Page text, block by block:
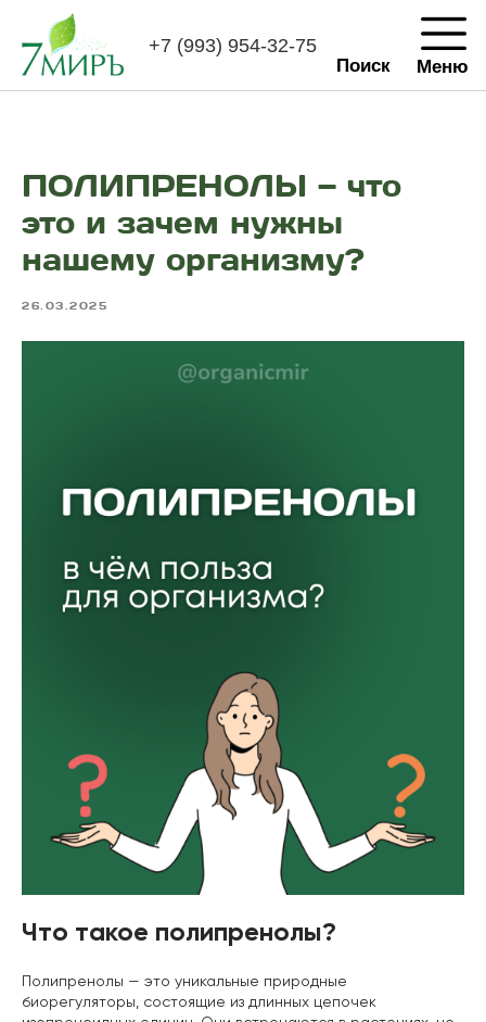
Меню
Поиск
ПОЛИПРЕНОЛЫ — что
это и зачем нужны
нашему организму?
26.03.2025
Что такое полипренолы?
Полипренолы — это уникальные природные
биорегуляторы, состоящие из длинных цепочек